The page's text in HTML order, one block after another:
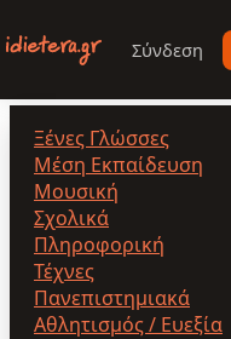
προς
κυρίως
Σύνδεση
Ξένες Γλώσσες
Μέση Εκπαίδευση
Μουσική
Σχολικά
Πληροφορική
Τέχνες
Πανεπιστημιακά
Αθλητισμός / Ευεξία
Καπνάκης
5.0 (23)